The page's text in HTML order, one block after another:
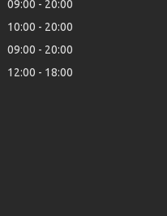
09:00
20:00
10:00
20:00
09:00
20:00
12:00 18:00